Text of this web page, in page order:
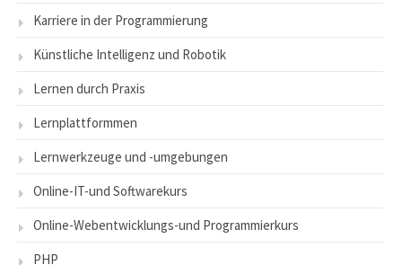
Karriere in der Programmierung
Künstliche Intelligenz und Robotik
Lernen durch Praxis
Lernplattformmen
Lernwerkzeuge und -umgebungen
Online-IT-und Softwarekurs
Online-Webentwicklungs-und Programmierkurs
PHP